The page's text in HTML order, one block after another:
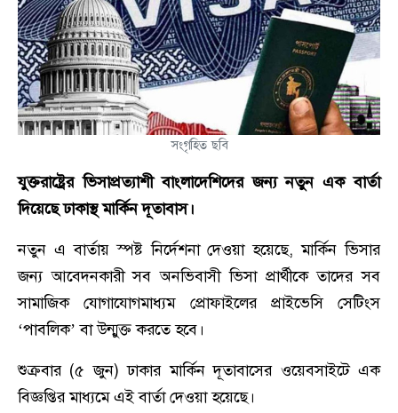
সংগৃহিত ছবি
যুক্তরা‌ষ্ট্রের ভিসাপ্রত্যাশী বাংলাদেশিদের জন্য নতুন এক বার্তা
দিয়েছে ঢাকাস্থ মা‌র্কিন দূতাবাস।
নতুন এ বার্তায় স্পষ্ট নির্দেশনা দেওয়া হয়েছে, মা‌র্কিন ভিসার
জন্য আবেদনকারী সব অনভিবাসী ভিসা প্রার্থীকে তাদের সব
সামাজিক যোগাযোগমাধ্যম প্রোফাইলের প্রাইভেসি সেটিংস
‘পাবলিক’ বা উন্মুক্ত করতে হ‌বে।
শুক্রবার (৫ জুন) ঢাকার মা‌র্কিন দূতাবাসের ওয়েবসাইটে এক
বিজ্ঞপ্তির মাধ্যমে এই বার্তা দেওয়া হয়েছে।